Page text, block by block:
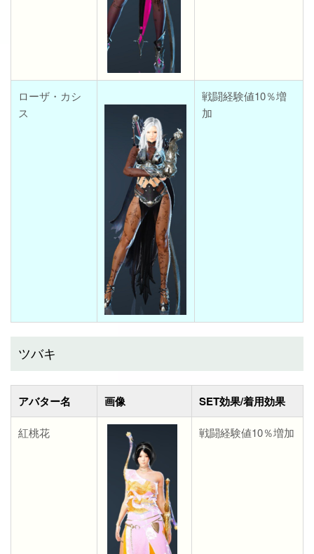
ローザ・カシ
ス
戦闘経験値10％増
加
ツバキ
アバター名 画像 SET効果/着用効果
紅桃花 戦闘経験値10％増加